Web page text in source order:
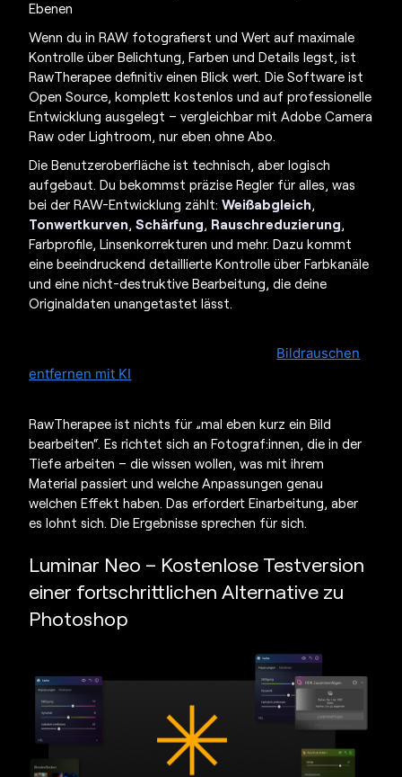
Ebenen
Wenn du in RAW fotografierst und Wert auf maximale
Kontrolle über Belichtung, Farben und Details legst, ist
RawTherapee definitiv einen Blick wert. Die Software ist
Open Source, komplett kostenlos und auf professionelle
Entwicklung ausgelegt – vergleichbar mit Adobe Camera
Raw oder Lightroom, nur eben ohne Abo.
Die Benutzeroberfläche ist technisch, aber logisch
aufgebaut. Du bekommst präzise Regler für alles, was
bei der RAW-Entwicklung zählt:Weißabgleich,
Tonwertkurven,Schärfung, Rauschreduzierung,
Farbprofile, Linsenkorrekturen und mehr. Dazu kommt
eine beeindruckend detaillierte Kontrolle über Farbkanäle
und eine nicht-destruktive Bearbeitung, die deine
Originaldaten unangetastet lässt.
Bildrauschen
entfernen mit KI
RawTherapee ist nichts für „mal eben kurz ein Bild
bearbeiten“. Es richtet sich an Fotograf:innen, die in der
Tiefe arbeiten – die wissen wollen, was mit ihrem
Material passiert und welche Anpassungen genau
welchen Effekt haben. Das erfordert Einarbeitung, aber
es lohnt sich. Die Ergebnisse sprechen für sich.
Luminar Neo – Kostenlose Testversion
einer fortschrittlichen Alternative zu
Photoshop